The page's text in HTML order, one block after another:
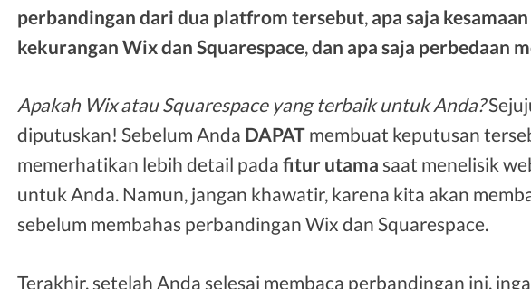
perbandingan dari dua platfrom tersebut, apa saja
kekurangan Wix dan Squarespace,dan apa saja perbedaan
Apakah Wix atau Squarespace yang terbaik untuk Anda?
diputuskan! Sebelum Anda DAPAT membuat keputusan
memerhatikan lebih detail pada fitur utama saat menelisik
untuk Anda. Namun, jangan khawatir, karena kita akan
sebelum membahas perbandingan Wix dan Squarespace.
Terakhir, setelah Anda selesai membaca perbandingan ini,